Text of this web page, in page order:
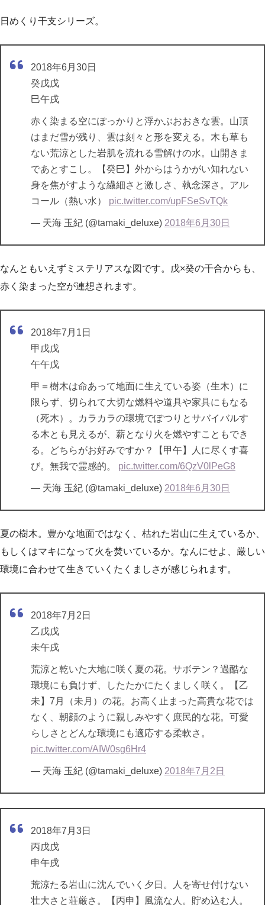
日めくり干支シリーズ。
2018年6月30日
癸戊戊
巳午戌
赤く染まる空にぽっかりと浮かぶおおきな雲。山頂
はまだ雪が残り、雲は刻々と形を変える。木も草も
ない荒涼とした岩肌を流れる雪解けの水。山開きま
であとすこし。【癸巳】外からはうかがい知れない
身を焦がすような繊細さと激しさ、執念深さ。アル
コール（熱い水） pic.twitter.com/upFSeSvTQk
— 天海 玉紀 (@tamaki_deluxe) 2018年6月30日
なんともいえずミステリアスな図です。戊×癸の干合からも、
赤く染まった空が連想されます。
2018年7月1日
甲戊戊
午午戊
甲＝樹木は命あって地面に生えている姿（生木）に
限らず、切られて大切な燃料や道具や家具にもなる
（死木）。カラカラの環境でぽつりとサバイバルす
る木とも見えるが、薪となり火を燃やすこともでき
る。どちらがお好みですか？【甲午】人に尽くす喜
び。無我で霊感的。 pic.twitter.com/6QzV0lPeG8
— 天海 玉紀 (@tamaki_deluxe) 2018年6月30日
夏の樹木。豊かな地面ではなく、枯れた岩山に生えているか、
もしくはマキになって火を焚いているか。なんにせよ、厳しい
環境に合わせて生きていくたくましさが感じられます。
2018年7月2日
乙戊戊
未午戌
荒涼と乾いた大地に咲く夏の花。サボテン？過酷な
環境にも負けず、したたかにたくましく咲く。【乙
未】7月（未月）の花。お高く止まった高貴な花では
なく、朝顔のように親しみやすく庶民的な花。可愛
らしさとどんな環境にも適応する柔軟さ。
pic.twitter.com/AIW0sg6Hr4
— 天海 玉紀 (@tamaki_deluxe) 2018年7月2日
2018年7月3日
丙戊戊
申午戌
荒涼たる岩山に沈んでいく夕日。人を寄せ付けない
壮大さと荘厳さ。【丙申】風流な人。貯め込む人。